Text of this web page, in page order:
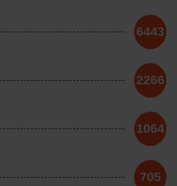
6443
2266
1064
705